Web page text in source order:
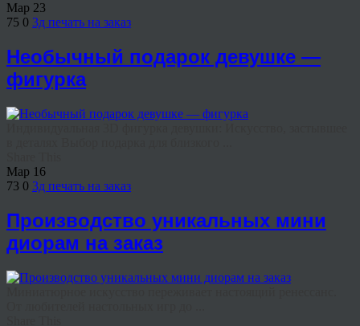
Мар 23
75 0 3д печать на заказ
Необычный подарок девушке —
фигурка
Мар 16
73 0 3д печать на заказ
Производство уникальных мини
диорам на заказ